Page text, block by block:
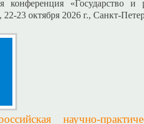
конференция «Государство и
23 октября 2026 г., Санкт-
научно-